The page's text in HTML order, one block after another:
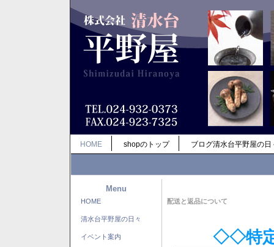
HOME shopのトップ ブログ清水台平野屋の日
Menu
HOME
清水台平野屋の日々
イベント案内
配送と返品について
◇◇特